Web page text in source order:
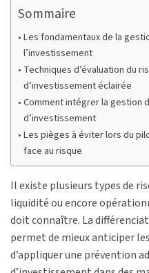
Sommaire
Les fondamentaux de la
l’investissement
Techniques d’évaluation du
d’investissement éclairée
Comment intégrer la gestion
d’investissement
Les pièges à éviter lors du
face au risque
Il existe plusieurs types de
liquidité ou encore
doit connaître. La
permet de mieux anticiper
d’appliquer une prévention